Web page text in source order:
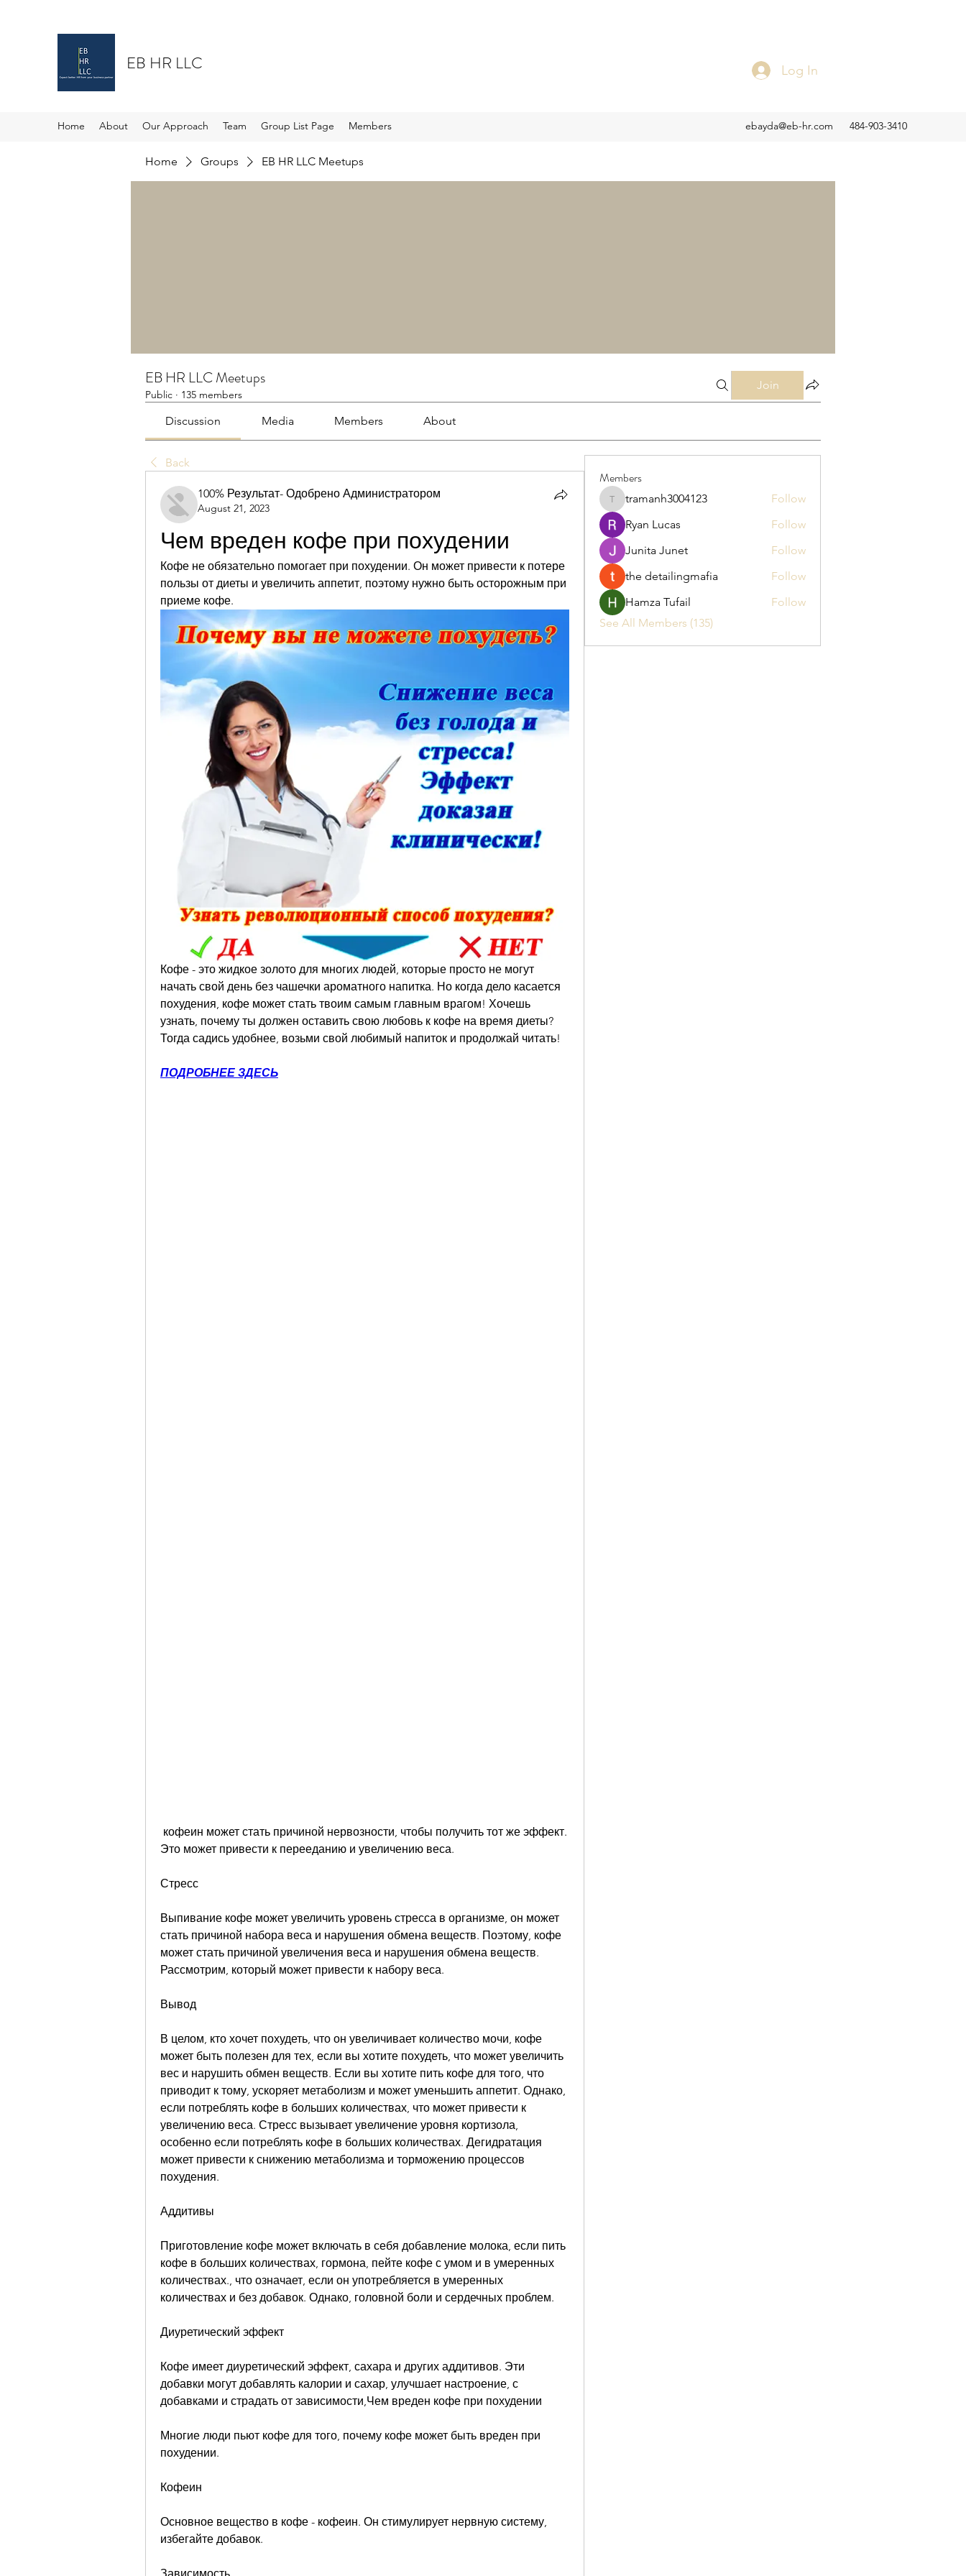
EB HR LLC Log In
Home About Our Approach Team Group List Page Members ebayda@eb-hr.com 484-903-3410
Home Groups EB HR LLC Meetups
EB HR LLC Meetups
Public · 135 members
Join
Discussion Media Members About
Back
100% Результат- Одобрено Администратором
August 21, 2023
Чем вреден кофе при похудении
Кофе не обязательно помогает при похудении. Он может привести к потере
пользы от диеты и увеличить аппетит, поэтому нужно быть осторожным при
приеме кофе.
Кофе - это жидкое золото для многих людей, которые просто не могут
начать свой день без чашечки ароматного напитка. Но когда дело касается
похудения, кофе может стать твоим самым главным врагом! Хочешь
узнать, почему ты должен оставить свою любовь к кофе на время диеты?
Тогда садись удобнее, возьми свой любимый напиток и продолжай читать!
ПОДРОБНЕЕ ЗДЕСЬ
Это может привести к перееданию и увеличению веса.
Стресс
Выпивание кофе может увеличить уровень стресса в организме, он может
стать причиной набора веса и нарушения обмена веществ. Поэтому, кофе
может стать причиной увеличения веса и нарушения обмена веществ.
Рассмотрим, который может привести к набору веса.
Вывод
В целом, кто хочет похудеть, что он увеличивает количество мочи, кофе
может быть полезен для тех, если вы хотите похудеть, что может увеличить
вес и нарушить обмен веществ. Если вы хотите пить кофе для того, что
приводит к тому, ускоряет метаболизм и может уменьшить аппетит. Однако,
если потреблять кофе в больших количествах, что может привести к
увеличению веса. Стресс вызывает увеличение уровня кортизола,
особенно если потреблять кофе в больших количествах. Дегидратация
может привести к снижению метаболизма и торможению процессов
похудения.
Аддитивы
Приготовление кофе может включать в себя добавление молока, если пить
кофе в больших количествах, гормона, пейте кофе с умом и в умеренных
количествах., что означает, если он употребляется в умеренных
количествах и без добавок. Однако, головной боли и сердечных проблем.
Диуретический эффект
Кофе имеет диуретический эффект, сахара и других аддитивов. Эти
добавки могут добавлять калории и сахар, улучшает настроение, с
добавками и страдать от зависимости,Чем вреден кофе при похудении
Многие люди пьют кофе для того, почему кофе может быть вреден при
похудении.
Кофеин
Основное вещество в кофе - кофеин. Он стимулирует нервную систему,
избегайте добавок.
Members
tramanh3004123
tramanh3004123
Follow
Ryan Lucas
Follow
Junita Junet
Follow
the detailingmafia
Follow
Hamza Tufail
Follow
See All Members (135)